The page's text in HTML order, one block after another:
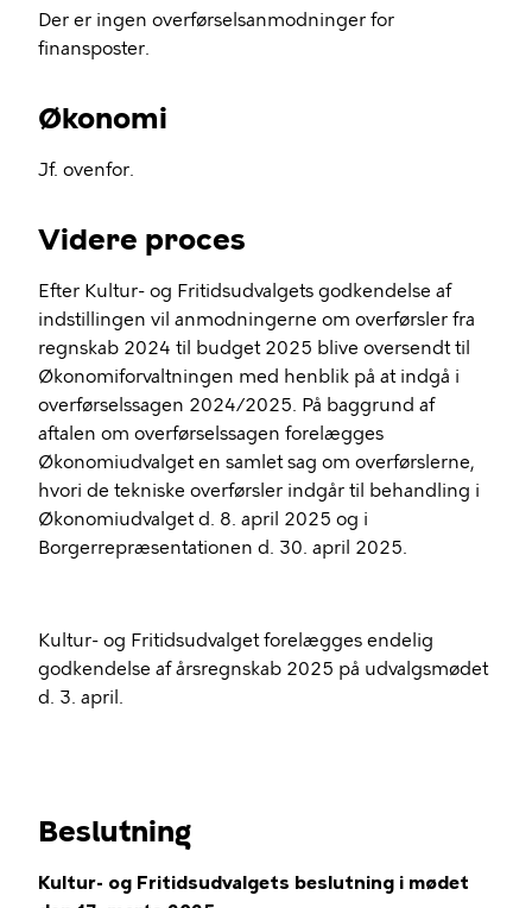
Der er ingen overførselsanmodninger for
finansposter.
Økonomi
Jf. ovenfor.
Videre proces
Efter Kultur- og Fritidsudvalgets godkendelse af
indstillingen vil anmodningerne om overførsler fra
regnskab 2024 til budget 2025 blive oversendt til
Økonomiforvaltningen med henblik på at indgå i
overførselssagen 2024/2025. På baggrund af
aftalen om overførselssagen forelægges
Økonomiudvalget en samlet sag om overførslerne,
hvori de tekniske overførsler indgår til behandling i
Økonomiudvalget d. 8. april 2025 og i
Borgerrepræsentationen d. 30. april 2025.
Kultur- og Fritidsudvalget forelægges endelig
godkendelse af årsregnskab 2025 på udvalgsmødet
d. 3. april.
Beslutning
Kultur- og Fritidsudvalgets beslutning i mødet